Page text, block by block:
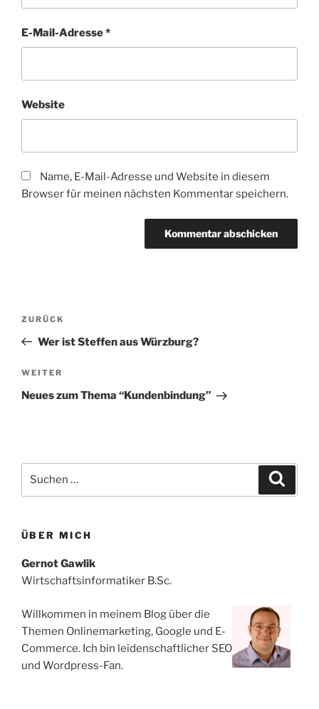
E-Mail-Adresse*
Website
Name, E-Mail-Adresse und Website in diesem
Browser für meinen nächsten Kommentar speichern.
Beitragsnavigation
Vorheriger
Beitrag
ZURÜCK
Wer ist Steffen aus Würzburg?
Nächster
Beitrag
WEITER
Neues zum Thema “Kundenbindung”
nach:
ÜBER MICH
Gernot Gawlik
Wirtschaftsinformatiker B.Sc.
Willkommen in meinem Blog über die
Themen Onlinemarketing, Google und E-
Commerce. Ich bin leidenschaftlicher SEO
und Wordpress-Fan.